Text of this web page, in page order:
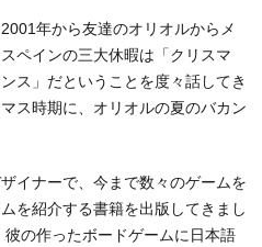
年から友達のオリオルからメ
ペインの三大休暇は「クリスマ
ス」だということを度々話してき
ス時期に、オリオルの夏のバカン
イナーで、今まで数々のゲームを
を紹介する書籍を出版してきまし
の作ったボードゲームに日本語